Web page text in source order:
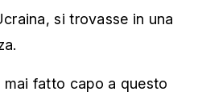
si trovasse in una
mai fatto capo a questo